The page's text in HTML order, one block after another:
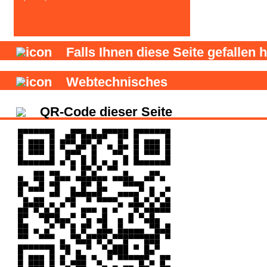
Falls Ihnen diese Seite gefallen
Webtechnisches
QR-Code dieser Seite